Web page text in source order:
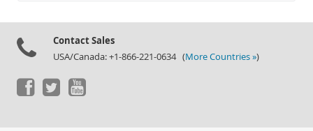
Contact Sales
USA/Canada: +1-866-221-0634 (More Countries »)